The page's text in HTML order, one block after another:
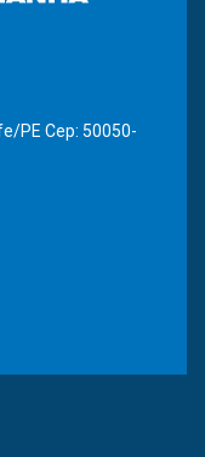
PE Cep: 50050-